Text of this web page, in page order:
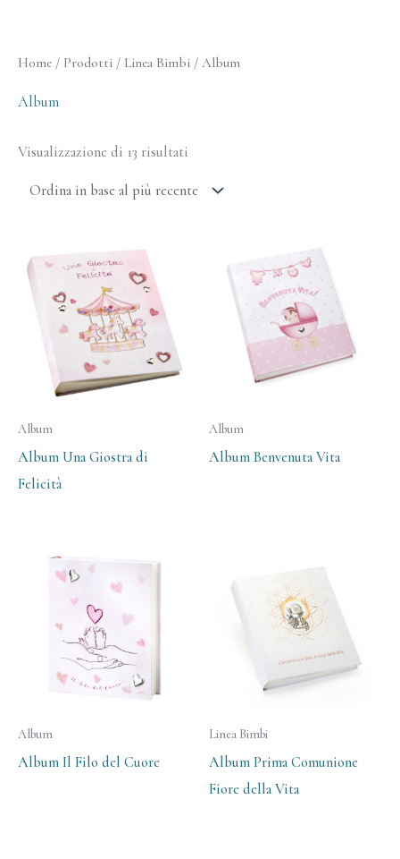
Home / Prodotti / Linea Bimbi / Album
Album
Visualizzazione di 13 risultati
Ordina
in
Album
Album Una Giostra di
Felicità
Album
Album Benvenuta Vita
Album
Album Il Filo del Cuore
Linea Bimbi
Album Prima Comunione
Fiore della Vita